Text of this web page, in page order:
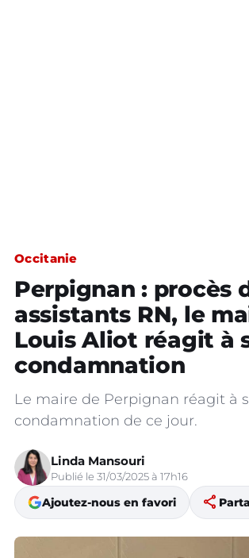
Occitanie
Perpignan : procès
assistants RN, le
Louis Aliot réagit à
condamnation
Le maire de Perpignan réagit à
condamnation de ce jour.
Linda Mansouri
Publié le 31/03/2025 à 17h16
Ajoutez-nous en favori share